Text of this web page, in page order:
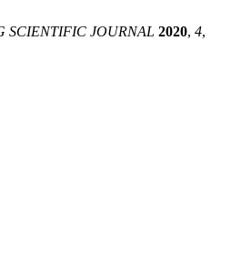
SCIENTIFIC JOURNAL 2020, 4,